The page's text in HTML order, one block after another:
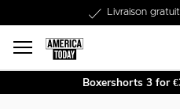
Livraison
Boxershorts 3 for